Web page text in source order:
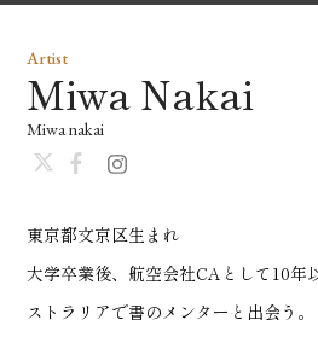
東京都文京区生まれ
大学卒業後、航空会社CAとして10年
ストラリアで書のメンターと出会う。
Artist
Miwa Nakai
Miwa nakai